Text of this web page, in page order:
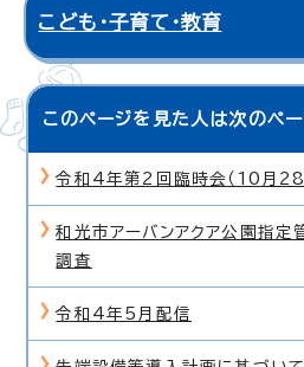
こども・子育て・教育
このページを見た人は次のペ
令和4年第2回臨時会（10月28
和光市アーバンアクア公園指定
調査
令和4年5月配信